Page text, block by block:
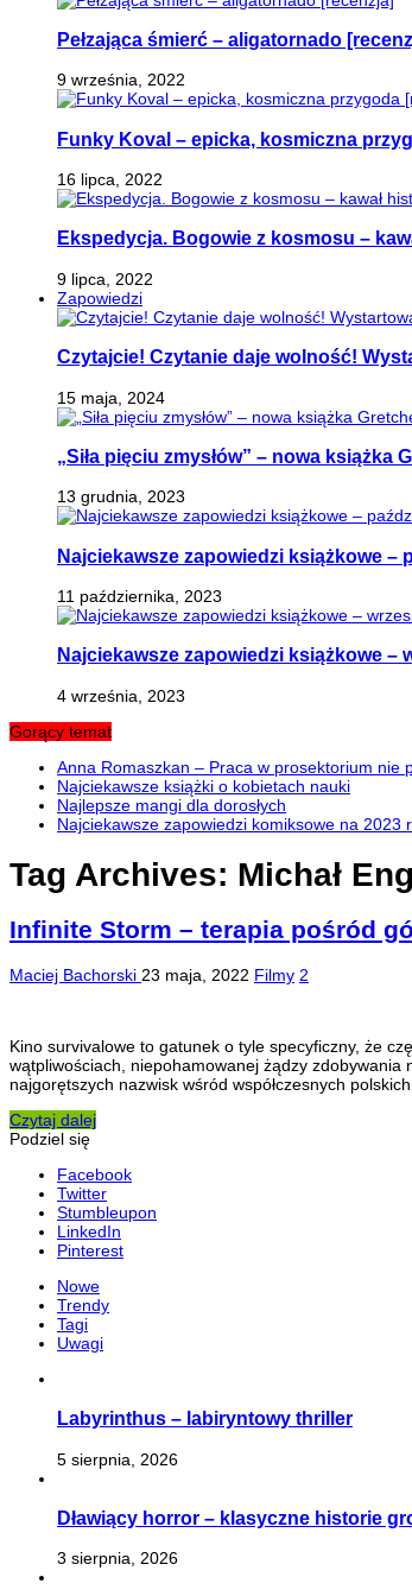
Pełzająca śmierć – aligatornado
9 września, 2022
Funky Koval – epicka, kosmiczna
16 lipca, 2022
Ekspedycja. Bogowie z kosmosu –
9 lipca, 2022
Zapowiedzi
Czytajcie! Czytanie daje wolność!
15 maja, 2024
„Siła pięciu zmysłów” – nowa książka
13 grudnia, 2023
Najciekawsze zapowiedzi książkowe –
11 października, 2023
Najciekawsze zapowiedzi książkowe –
4 września, 2023
Gorący temat
Anna Romaszkan – Praca w prosektorium nie
Najciekawsze książki o kobietach nauki
Najlepsze mangi dla dorosłych
Najciekawsze zapowiedzi komiksowe na 2023
Tag Archives: Michał
Infinite Storm – terapia pośród
Maciej Bachorski 23 maja, 2022 Filmy 2
Kino survivalowe to gatunek o tyle specyficzny, że
wątpliwościach, niepohamowanej żądzy zdobywania
najgorętszych nazwisk wśród współczesnych
Czytaj dalej
Podziel się
Facebook
Twitter
Stumbleupon
LinkedIn
Pinterest
Nowe
Trendy
Tagi
Uwagi
Labyrinthus – labiryntowy thriller
5 sierpnia, 2026
Dławiący horror – klasyczne historie
3 sierpnia, 2026